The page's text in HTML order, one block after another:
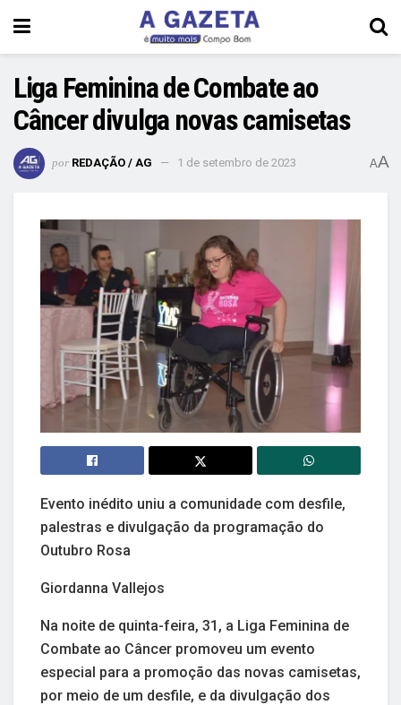
Liga Feminina de Combate ao
Câncer divulga novas camisetas
por REDAÇÃO / AG 1 de setembro de 2023 AA
Evento inédito uniu a comunidade com desfile,
palestras e divulgação da programação do
Outubro Rosa
Giordanna Vallejos
Na noite de quinta-feira, 31, a Liga Feminina de
Combate ao Câncer promoveu um evento
especial para a promoção das novas camisetas,
por meio de um desfile, e da divulgação dos